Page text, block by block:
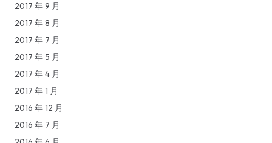
2017 年 9 月
2017 年 8 月
2017 年 7 月
2017 年 5 月
2017 年 4 月
2017 年 1 月
2016 年 12 月
2016 年 7 月